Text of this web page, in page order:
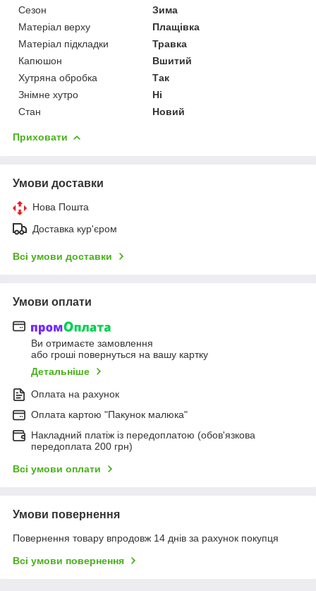
Сезон
Зима
Матеріал верху
Плащівка
Матеріал підкладки
Травка
Капюшон
Вшитий
Хутряна обробка
Так
Знімне хутро
Ні
Стан
Новий
Приховати
Умови доставки
Нова Пошта
Доставка кур'єром
Всі умови доставки
Умови оплати
Ви отримаєте замовлення
або гроші повернуться на вашу картку
Детальніше
Оплата на рахунок
Оплата картою "Пакунок малюка"
Накладний платіж із передоплатою (обов'язкова
передоплата 200 грн)
Всі умови оплати
Умови повернення
Повернення товару впродовж 14 днів за рахунок покупця
Всі умови повернення